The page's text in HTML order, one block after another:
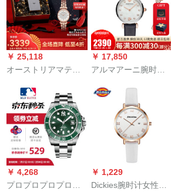
双時区371.01アーナ
ート銀色
史クウォードド时计
カレンダーDW
0010092
￥ 25,118
オーストリアマテニ
満天星腕时计トニア
スタ同款クウォー女
子史腕时计セトは彼
女にAR 11244をプレ
ゼントします。
￥ 17,850
アルマアーニ腕时计
ス女性ファッション
￥ 4,268
プロプロプロプロリ
￥ 1,229
Dickies腕时计女性タ